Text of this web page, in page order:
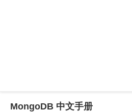
MongoDB 中文手册